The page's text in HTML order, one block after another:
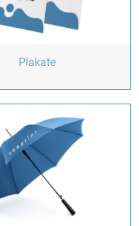
Plakate